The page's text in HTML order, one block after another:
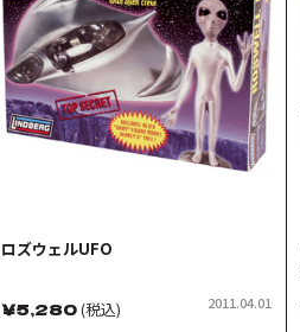
ロズウェルUFO
￥5,280(税込) 2011.04.01